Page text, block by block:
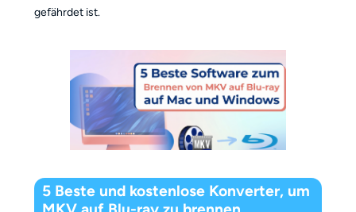
gefährdet ist.
5 Beste und kostenlose Konverter, um